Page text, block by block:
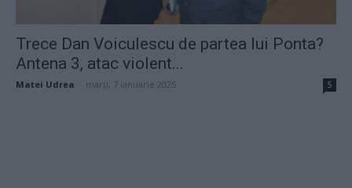
Trece Dan Voiculescu de partea lui Ponta?
Antena 3, atac violent...
Matei Udrea marți, 7 ianuarie 2025 5